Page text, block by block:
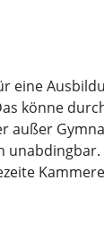
eine
könne
außer
unabdingbar.